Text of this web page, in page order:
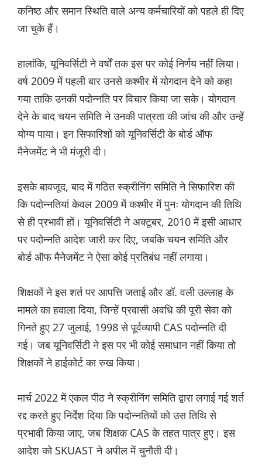
कनिष्ठ और समान स्थिति वाले अन्य कर्मचारियों को पहले ही दिए
जा चुके हैं।
हालांकि, यूनिवर्सिटी ने वर्षों तक इस पर कोई निर्णय नहीं लिया।
वर्ष 2009 में पहली बार उनसे कश्मीर में योगदान देने को कहा
गया ताकि उनकी पदोन्नति पर विचार किया जा सके। योगदान
देने के बाद चयन समिति ने उनकी पात्रता की जांच की और उन्हें
योग्य पाया। इन सिफारिशों को यूनिवर्सिटी के बोर्ड ऑफ
मैनेजमेंट ने भी मंजूरी दी।
इसके बावजूद, बाद में गठित स्क्रीनिंग समिति ने सिफारिश की
कि पदोन्नतियां केवल 2009 में कश्मीर में पुनः योगदान की तिथि
से ही प्रभावी हों। यूनिवर्सिटी ने अक्टूबर, 2010 में इसी आधार
पर पदोन्नति आदेश जारी कर दिए, जबकि चयन समिति और
बोर्ड ऑफ मैनेजमेंट ने ऐसा कोई प्रतिबंध नहीं लगाया।
शिक्षकों ने इस शर्त पर आपत्ति जताई और डॉ. वली उल्लाह के
मामले का हवाला दिया, जिन्हें प्रवासी अवधि की पूरी सेवा को
गिनते हुए 27 जुलाई, 1998 से पूर्वव्यापी CAS पदोन्नति दी
गई। जब यूनिवर्सिटी ने इस पर भी कोई समाधान नहीं किया तो
शिक्षकों ने हाईकोर्ट का रुख किया।
मार्च 2022 में एकल पीठ ने स्क्रीनिंग समिति द्वारा लगाई गई शर्त
रद्द करते हुए निर्देश दिया कि पदोन्नतियों को उस तिथि से
प्रभावी किया जाए, जब शिक्षक CAS के तहत पात्र हुए। इस
आदेश को SKUAST ने अपील में चुनौती दी।